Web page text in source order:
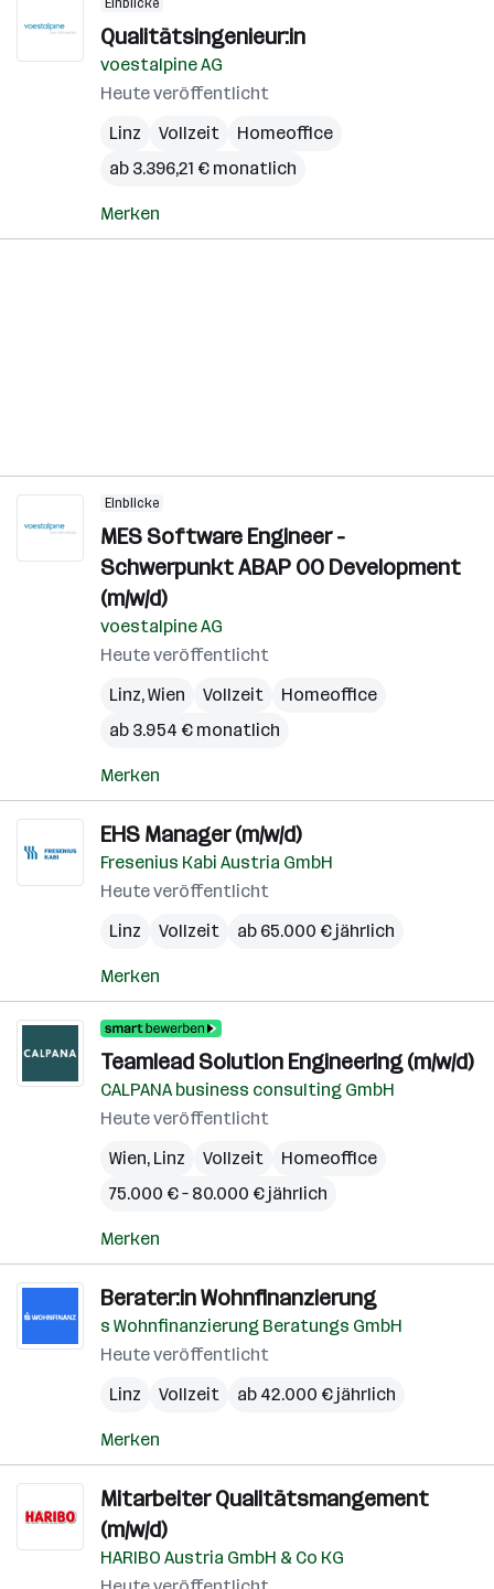
Einblicke
Qualitätsingenieur:in
voestalpine AG
Heute veröffentlicht
Linz
Vollzeit
Homeoffice
ab 3.396,21 € monatlich
Merken
Einblicke
MES Software Engineer -
Schwerpunkt ABAP OO Development
(m/w/d)
voestalpine AG
Heute veröffentlicht
Linz,Wien Vollzeit
Homeoffice
ab 3.954 € monatlich
Merken
EHS Manager (m/w/d)
Fresenius Kabi Austria GmbH
Heute veröffentlicht
Linz
Vollzeit ab 65.000 € jährlich
Merken
Teamlead Solution Engineering (m/w/d)
CALPANA business consulting GmbH
Heute veröffentlicht
Wien, Linz Vollzeit
Homeoffice
75.000 € – 80.000 € jährlich
Merken
Berater:in Wohnfinanzierung
s Wohnfinanzierung Beratungs GmbH
Heute veröffentlicht
Linz
Vollzeit ab 42.000 € jährlich
Merken
Mitarbeiter Qualitätsmangement
(m/w/d)
HARIBO Austria GmbH & Co KG